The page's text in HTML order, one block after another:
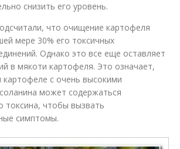
снизить его уровень.
что очищение картофеля
мере 30% его токсичных
Однако это все еще оставляет
в мякоти картофеля. Это означает,
с очень высокими
может содержаться
токсина, чтобы вызвать
симптомы.